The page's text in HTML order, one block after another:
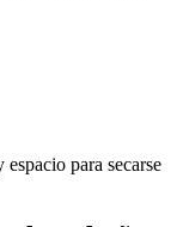
para secarse